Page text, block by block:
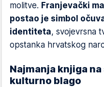
molitve. Franjevački
postao je simbol
identiteta, svojevrsna
opstanka hrvatskog
Najmanja knjiga
kulturno blago